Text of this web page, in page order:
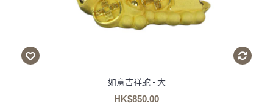
如意吉祥蛇 - 大
HK$850.00